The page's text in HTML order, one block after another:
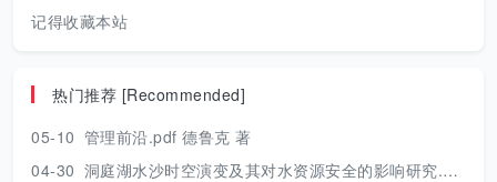
记得收藏本站
热门推荐 [Recommended]
05-10 管理前沿.pdf 德鲁克 著
04-30 洞庭湖水沙时空演变及其对水资源安全的影响研究.pdf 胡光伟 著 2017年版